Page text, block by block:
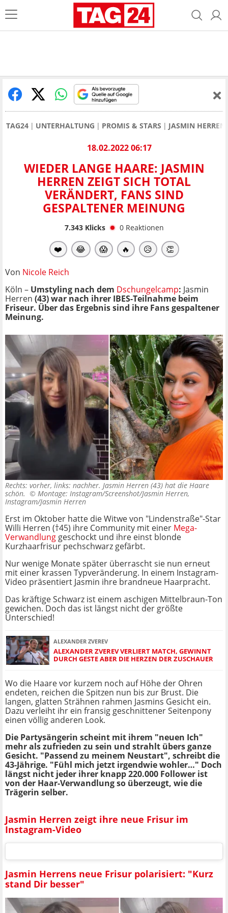
TAG24 UNTERHALTUNG PROMIS & STARS JASMIN HERREN
18.02.2022 06:17
WIEDER LANGE HAARE: JASMIN
HERREN ZEIGT SICH TOTAL
VERÄNDERT, FANS SIND
GESPALTENER MEINUNG
7.343Klicks 0 Reaktionen
❤️ 😂 😱 🔥 😥 👏
Von Nicole Reich
Köln – Umstyling nach dem Dschungelcamp: Jasmin
Herren (43) war nach ihrer IBES-Teilnahme beim
Friseur. Über das Ergebnis sind ihre Fans gespaltener
Meinung.
Rechts: vorher, links: nachher. Jasmin Herren (43) hat die Haare
schön. © Montage: Instagram/Screenshot/Jasmin Herren,
Instagram/Jasmin Herren
Erst im Oktober hatte die Witwe von "Lindenstraße"-Star
Willi Herren (†45) ihre Community mit einer Mega-
Verwandlung geschockt und ihre einst blonde
Kurzhaarfrisur pechschwarz gefärbt.
Nur wenige Monate später überrascht sie nun erneut
mit einer krassen Typveränderung. In einem Instagram-
Video präsentiert Jasmin ihre brandneue Haarpracht.
Das kräftige Schwarz ist einem aschigen Mittelbraun-Ton
gewichen. Doch das ist längst nicht der größte
Unterschied!
ALEXANDER ZVEREV
ALEXANDER ZVEREV VERLIERT MATCH, GEWINNT
DURCH GESTE ABER DIE HERZEN DER ZUSCHAUER
Wo die Haare vor kurzem noch auf Höhe der Ohren
endeten, reichen die Spitzen nun bis zur Brust. Die
langen, glatten Strähnen rahmen Jasmins Gesicht ein.
Dazu verleiht ihr ein fransig geschnittener Seitenpony
einen völlig anderen Look.
Die Partysängerin scheint mit ihrem "neuen Ich"
mehr als zufrieden zu sein und strahlt übers ganze
Gesicht. "Passend zu meinem Neustart", schreibt die
43-Jährige. "Fühl mich jetzt irgendwie wohler…" Doch
längst nicht jeder ihrer knapp 220.000 Follower ist
von der Haar-Verwandlung so überzeugt, wie die
Trägerin selber.
Jasmin Herren zeigt ihre neue Frisur im
Instagram-Video
Jasmin Herrens neue Frisur polarisiert: "Kurz
stand Dir besser"